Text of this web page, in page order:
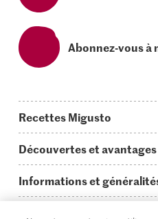
Abonnez-vous à
Recettes Migusto
Idées de menus
Plats principaux
Découvertes et avantages
On en parle...
Informations et
Questions concernant